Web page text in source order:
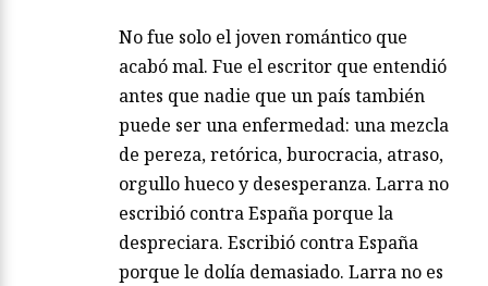
No fue solo el joven romántico que
acabó mal. Fue el escritor que entendió
antes que nadie que un país también
puede ser una enfermedad: una mezcla
de pereza, retórica, burocracia, atraso,
orgullo hueco y desesperanza. Larra no
escribió contra España porque la
despreciara. Escribió contra España
porque le dolía demasiado. Larra no es